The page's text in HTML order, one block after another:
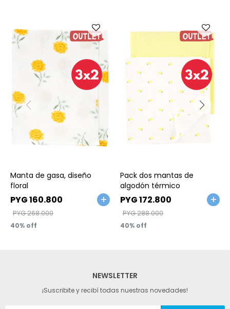
Manta de gasa, diseño
floral
PYG160.800
PYG268.000
40
Pack dos mantas de
algodón térmico
PYG172.800
PYG288.000
40
NEWSLETTER
¡Suscribite y recibí todas nuestras novedades!